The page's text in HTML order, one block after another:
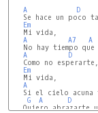
A
D
Se hace un poco
Em
   Mi vida,
A
A7 A
No hay tiempo que
A
D
   Como no esperarte,
Em
   Mi vida,
A
Si el cielo acuna
G
A D
Quiero abrazarte